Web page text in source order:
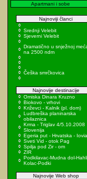
Apartmani i sobe
Najnoviji članci
Srednji Velebit
Sjeverni Velebit
Dramatično u snježnoj
na 2500 ndm
Češka smrčkovica
Najnovije destinacije
Omiska Dinara Kruzno
Biokovo - vrhovi
Križevci - Kalnik (pl. dom)
Ludbreška planinarska
obilaznica
Krma - Triglav 4/5.10.2008
Slovenija
Egeria put - Hrvatska - Iovia
Sveti Vid - otok Pag
Spilja pod Zir - om
ZIR
Podkilavac-Mudna dol-
Kolac-Podki
Najnovije Web shop